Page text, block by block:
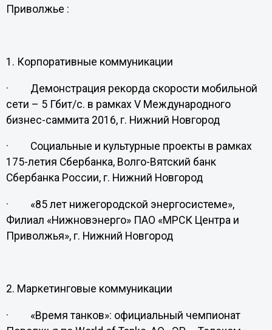
Приволжье :
1. Корпоративные коммуникации
· Демонстрация рекорда скорости мобильной
сети – 5 Гбит/с. в рамках V Международного
бизнес-саммита 2016, г. Нижний Новгород
· Социальные и культурные проекты в рамках
175-летия Сбербанка, Волго-Вятский банк
Сбербанка России, г. Нижний Новгород
· «85 лет нижегородской энергосистеме»,
Филиал «Нижновэнерго» ПАО «МРСК Центра и
Приволжья», г. Нижний Новгород
2. Маркетинговые коммуникации
· «Время танков»: официальный чемпионат